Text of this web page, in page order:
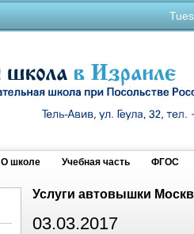
О школе Учебная часть ФГОС
Услуги автовышки
03.03.2017